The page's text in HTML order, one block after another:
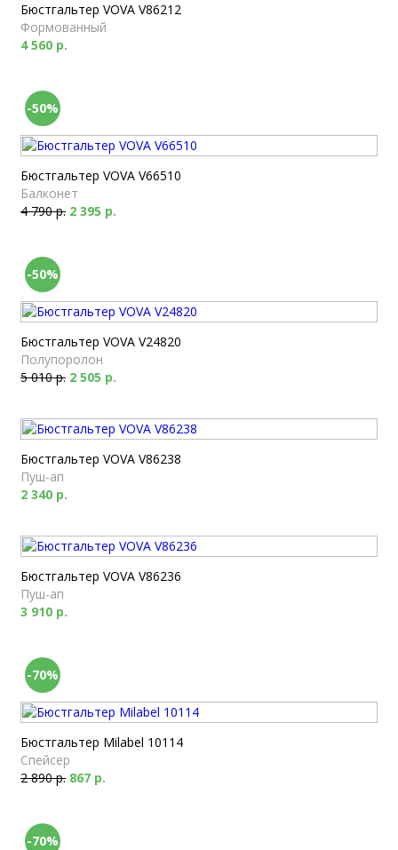
Бюстгальтер VOVA V86212
Формованный
4 560 р.
-50%
Бюстгальтер VOVA V66510
Балконет
4 790 р. 2 395 р.
-50%
Бюстгальтер VOVA V24820
Полупоролон
5 010 р. 2 505 р.
Бюстгальтер VOVA V86238
Пуш-ап
2 340 р.
Бюстгальтер VOVA V86236
Пуш-ап
3 910 р.
-70%
Бюстгальтер Milabel 10114
Спейсер
2 890 р. 867 р.
-70%